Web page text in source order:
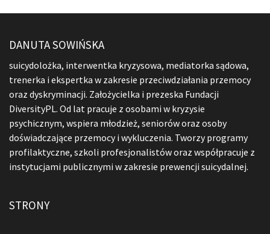
DANUTA SOWIŃSKA
suicydolożka, interwentka kryzysowa, mediatorka sądowa,
trenerka i ekspertka w zakresie przeciwdziałania przemocy
oraz dyskryminacji. Założycielka i prezeska Fundacji
DiversityPL. Od lat pracuje z osobami w kryzysie
psychicznym, wspiera młodzież, seniorów oraz osoby
doświadczające przemocy i wykluczenia. Tworzy programy
profilaktyczne, szkoli profesjonalistów oraz współpracuje z
instytucjami publicznymi w zakresie prewencji suicydalnej.
STRONY